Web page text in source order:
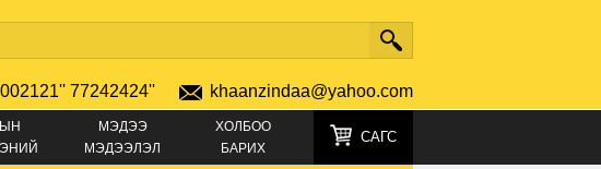
77242424'' khaanzindaa@yahoo.com
МЭДЭЭ
МЭДЭЭЛЭЛ
ХОЛБОО
БАРИХ
САГС